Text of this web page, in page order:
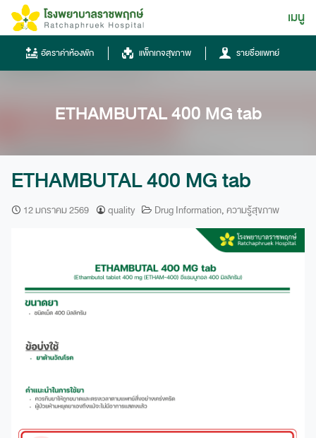
Skip
content
เมนู
ฮอทไลน์
043-333555
ไทย
ไทย
English
อัตราค่าห้องพัก แพ็กเกจสุขภาพ รายชื่อแพทย์
ETHAMBUTAL 400 MG tab
ETHAMBUTAL 400 MG tab
12 มกราคม 2569 quality Drug Information,ความรู้สุขภาพ